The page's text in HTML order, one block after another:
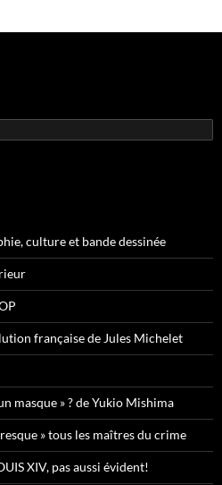
culture et bande dessinée
française de Jules Michelet
masque » ? de Yukio Mishima
» tous les maîtres du crime
XIV, pas aussi évident!